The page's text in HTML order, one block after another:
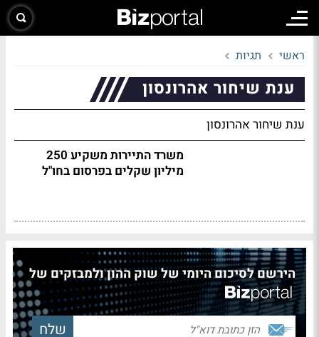
ראשי תגיות
ענת שיחור אהרונסון
ענת שיחור אהרונסון
משרד התיירות משקיע 250
מיליון שקלים בפרסום בחו"ל
הירשם לסיכום היומי של שוק ההון ולמבזקים של